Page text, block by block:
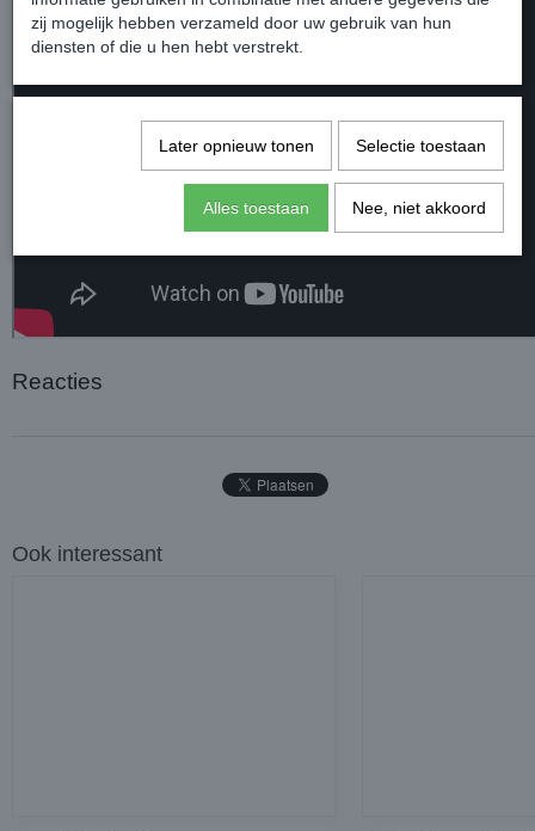
Reacties
Ook interessant
zij mogelijk hebben verzameld door uw gebruik van hun
diensten of die u hen hebt verstrekt.
Later opnieuw tonen Selectie toestaan
Alles toestaan Nee, niet akkoord